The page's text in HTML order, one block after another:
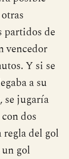
partidos de
vencedor
Y si se
a su
se jugaría
dos
regla del gol
gol